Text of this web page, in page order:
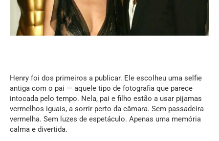
Henry foi dos primeiros a publicar. Ele escolheu uma selfie
antiga com o pai — aquele tipo de fotografia que parece
intocada pelo tempo. Nela, pai e filho estão a usar pijamas
vermelhos iguais, a sorrir perto da câmara. Sem passadeira
vermelha. Sem luzes de espetáculo. Apenas uma memória
calma e divertida.